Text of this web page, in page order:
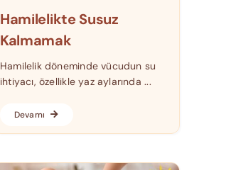
Hamilelikte Susuz
Kalmamak
Hamilelik döneminde vücudun su
ihtiyacı, özellikle yaz aylarında ...
Devamı